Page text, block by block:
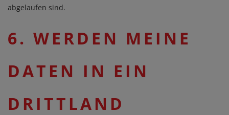
abgelaufen sind.
6. WERDEN MEINE
DATEN IN EIN
DRITTLAND